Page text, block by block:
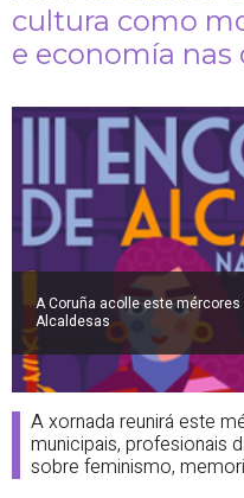
cultura como
e economía nas
A Coruña acolle este
Alcaldesas
A xornada reunirá este
municipais, profesionais
sobre feminismo,